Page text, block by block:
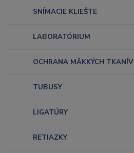
SNÍMACIE KLIEŠTE
LABORATÓRIUM
OCHRANA MÄKKÝCH TKANÍV
TUBUSY
LIGATÚRY
RETIAZKY